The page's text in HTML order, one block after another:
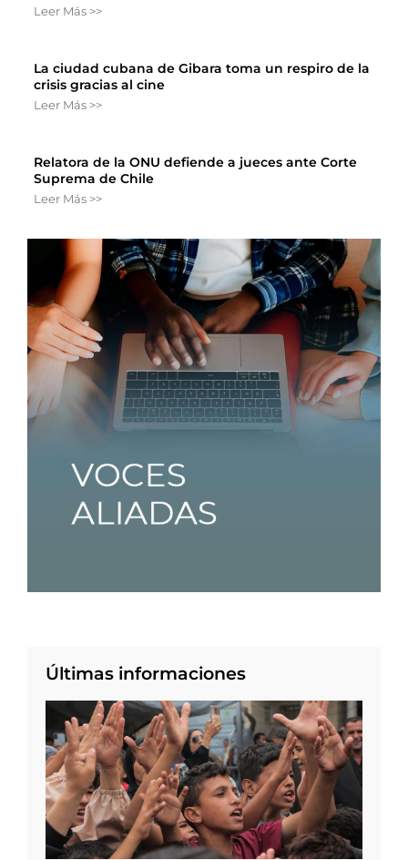
Leer Más >>
La ciudad cubana de Gibara toma un respiro de la
crisis gracias al cine
Leer Más >>
Relatora de la ONU defiende a jueces ante Corte
Suprema de Chile
Leer Más >>
Últimas informaciones